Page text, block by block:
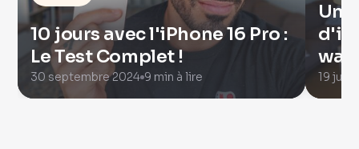
10 jours avec l'iPhone 16 Pro :
Le Test Complet !
30 septembre 2024 9 min à lire 19 juin